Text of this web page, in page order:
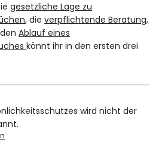
gesetzliche Lage zu
, dieverpflichtende Beratung,
Ablauf eines
könnt ihr in den ersten drei
wird nicht der